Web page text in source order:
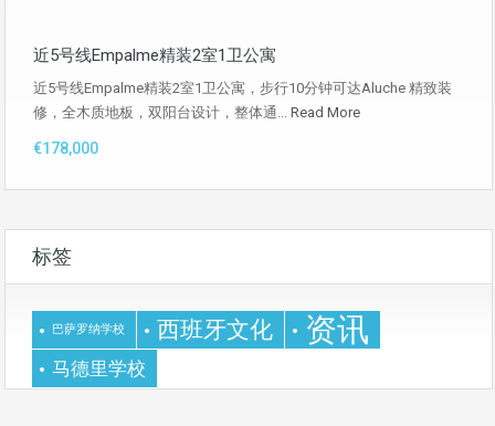
近5号线Empalme精装2室1卫公寓
近5号线Empalme精装2室1卫公寓，步行10分钟可达Aluche 精致装
修，全木质地板，双阳台设计，整体通... Read More
€178,000
标签
巴萨罗纳学校 西班牙文化 资讯
马德里学校